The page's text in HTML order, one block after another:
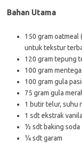
Bahan Utama
150 gram oatmeal
untuk tekstur
120 gram tepung
100 gram
100 gram gula
75 gram gula
1 butir telur, suhu
1 sdt ekstrak vanila
½ sdt baking soda
¼ sdt garam